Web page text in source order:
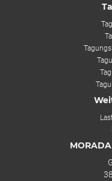
MORADA